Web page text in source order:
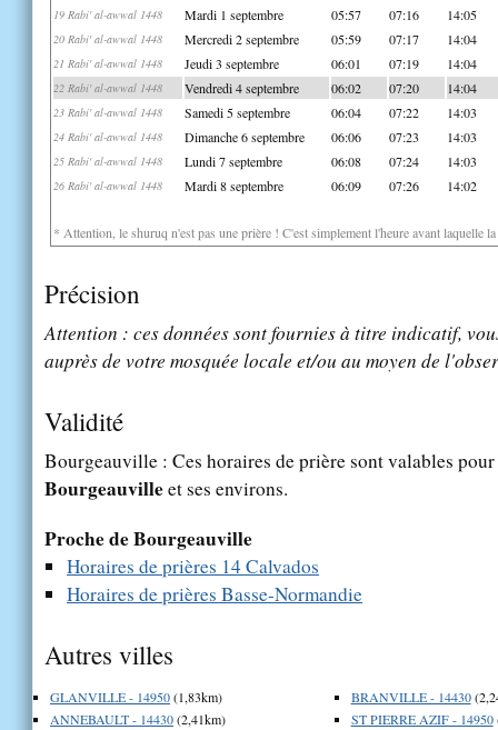
19 Rabi' al-awwal 1448 Mardi 1 septembre 05:57 07:16 14:05
20 Rabi' al-awwal 1448 Mercredi 2 septembre 05:59 07:17 14:04
21 Rabi' al-awwal 1448 Jeudi 3 septembre 06:01 07:19 14:04
22 Rabi' al-awwal 1448 Vendredi 4 septembre 06:02 07:20 14:04
23 Rabi' al-awwal 1448 Samedi 5 septembre 06:04 07:22 14:03
24 Rabi' al-awwal 1448 Dimanche 6 septembre 06:06 07:23 14:03
25 Rabi' al-awwal 1448 Lundi 7 septembre 06:08 07:24 14:03
26 Rabi' al-awwal 1448 Mardi 8 septembre 06:09 07:26 14:02
* Attention, le shuruq n'est pas une prière ! C'est simplement l'heure avant laquelle
Précision
Attention : ces données sont fournies à titre indicatif,
auprès de votre mosquée locale et/ou au moyen de
Validité
Bourgeauville : Ces horaires de prière sont valables
Bourgeauvilleet ses environs.
Proche de Bourgeauville
Horaires de prières 14 Calvados
Horaires de prières Basse-Normandie
Autres villes
GLANVILLE - 14950(1,83km)
ANNEBAULT - 14430(2,41km)
BRANVILLE - 14430
ST PIERRE AZIF - 14950